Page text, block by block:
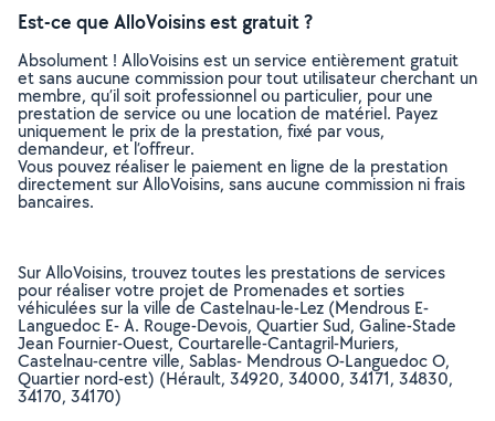
Est-ce que AlloVoisins est gratuit ?
Absolument ! AlloVoisins est un service entièrement gratuit
et sans aucune commission pour tout utilisateur cherchant un
membre, qu’il soit professionnel ou particulier, pour une
prestation de service ou une location de matériel. Payez
uniquement le prix de la prestation, fixé par vous,
demandeur, et l’offreur.
Vous pouvez réaliser le paiement en ligne de la prestation
directement sur AlloVoisins, sans aucune commission ni frais
bancaires.
Sur AlloVoisins, trouvez toutes les prestations de services
pour réaliser votre projet de Promenades et sorties
véhiculées sur la ville de Castelnau-le-Lez (Mendrous E-
Languedoc E- A. Rouge-Devois, Quartier Sud, Galine-Stade
Jean Fournier-Ouest, Courtarelle-Cantagril-Muriers,
Castelnau-centre ville, Sablas- Mendrous O-Languedoc O,
Quartier nord-est) (Hérault, 34920, 34000, 34171, 34830,
34170, 34170)